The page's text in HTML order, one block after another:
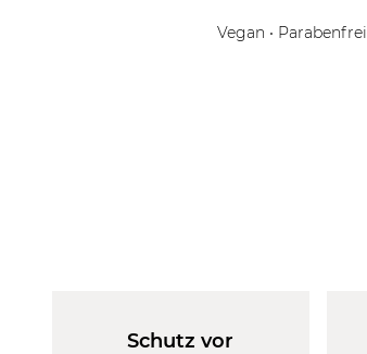
Vegan • Parabenfrei
Schutz vor